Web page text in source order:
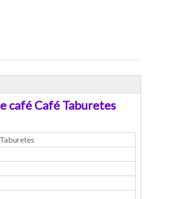
café Café Taburetes